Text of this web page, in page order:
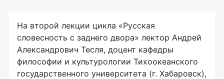
На второй лекции цикла «Русская
словесность с заднего двора» лектор Андрей
Александрович Тесля, доцент кафедры
философии и культурологии Тихоокеанского
государственного университета (г. Хабаровск),